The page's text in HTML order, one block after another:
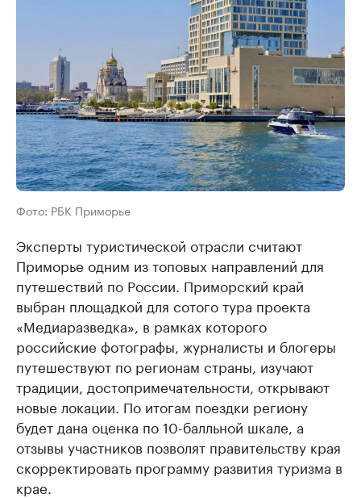
Фото: РБК Приморье
Эксперты туристической отрасли считают
Приморье одним из топовых направлений для
путешествий по России. Приморский край
выбран площадкой для сотого тура проекта
«Медиаразведка», в рамках которого
российские фотографы, журналисты и блогеры
путешествуют по регионам страны, изучают
традиции, достопримечательности, открывают
новые локации. По итогам поездки региону
будет дана оценка по 10-балльной шкале, а
отзывы участников позволят правительству края
скорректировать программу развития туризма в
крае.